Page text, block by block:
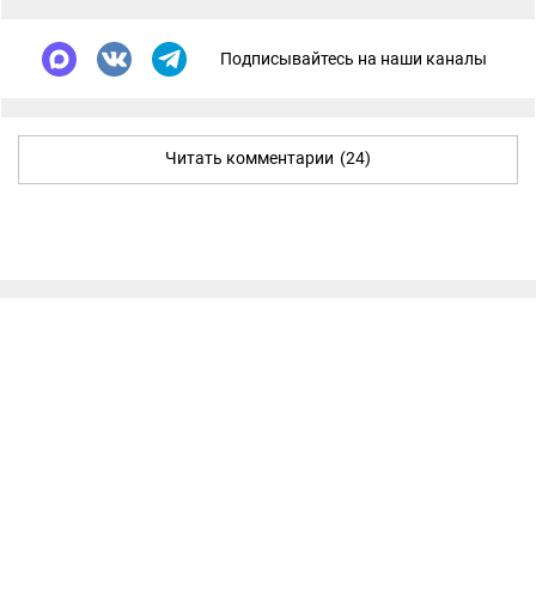
Подписывайтесь на наши каналы
Читать комментарии (24)